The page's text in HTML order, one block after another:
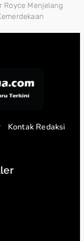
Royce Menjelang
Kontak Redaksi